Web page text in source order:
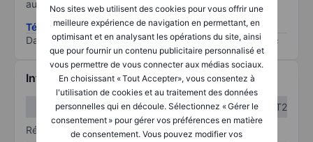
Nos sites web utilisent des cookies pour vous offrir une
meilleure expérience de navigation en permettant, en
optimisant et en analysant les opérations du site, ainsi
que pour fournir un contenu publicitaire personnalisé et
vous permettre de vous connecter aux médias sociaux.
En choisissant « Tout Accepter», vous consentez à
l'utilisation de cookies et au traitement des données
personnelles qui en découle. Sélectionnez « Gérer le
consentement » pour gérer vos préférences en matière
de consentement. Vous pouvez modifier vos
au risque le plus élevé).
Télécharger la méthodologie ESG (en anglais)
Data provided by
/
Informations financières
T1
T2
Résultats